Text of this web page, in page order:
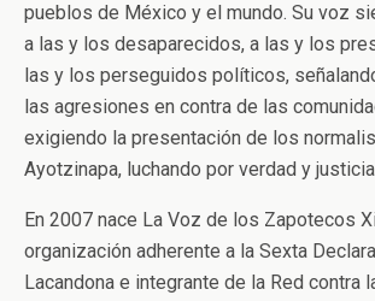
pueblos de México y el mundo. Su voz
a las y los desaparecidos, a las y los
las y los perseguidos políticos,
las agresiones en contra de las
exigiendo la presentación de los
Ayotzinapa, luchando por verdad y
En 2007 nace La Voz de los Zapotecos
organización adherente a la Sexta
Lacandona e integrante de la Red contra